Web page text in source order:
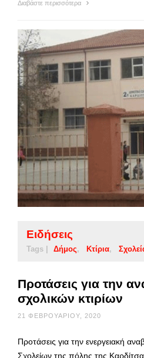
Διαβάστε περισσότερα
Ειδήσεις
Tags | Δήμος Κτίρια
Προτάσεις για την
σχολικών κτιρίων
21 ΦΕΒΡΟΥΑΡΊΟΥ, 2020
Προτάσεις για την ενεργειακή
Σχολείων της πόλης της